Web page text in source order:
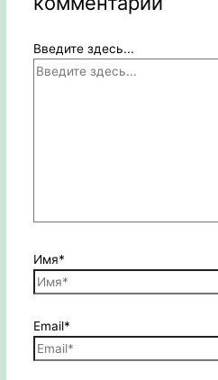
Введите здесь...
Имя*
Email*